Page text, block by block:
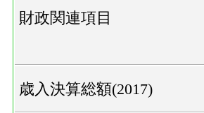
財政関連項目
歳入決算総額(2017)